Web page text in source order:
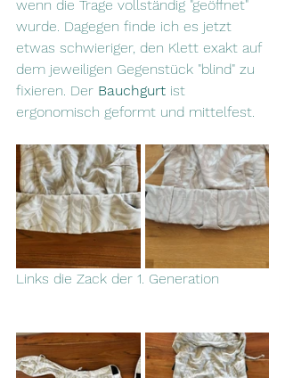
wenn die Trage vollständig "geöffnet"
wurde. Dagegen finde ich es jetzt
etwas schwieriger, den Klett exakt auf
dem jeweiligen Gegenstück "blind" zu
fixieren. Der Bauchgurt ist
ergonomisch geformt und mittelfest.
Links die Zack der 1. Generation